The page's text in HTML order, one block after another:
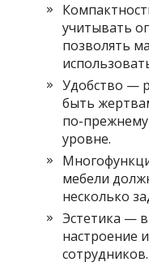
учитывать
позволять
Удобство —
быть
по-
уровне.
мебели
несколько
Эстетика —
настроение
сотрудников.